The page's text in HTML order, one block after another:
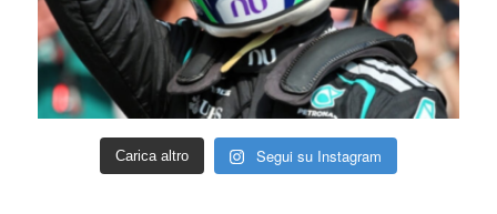
Carica altro Segui su Instagram